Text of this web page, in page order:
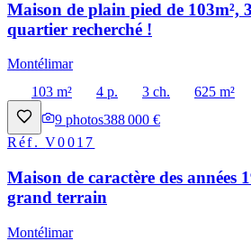
Maison de plain pied de 103m²,
quartier recherché !
Montélimar
103 m²
4 p. 3 ch.
625 m²
9 photos388 000 €
Réf.V0017
Maison de caractère des années
grand terrain
Montélimar